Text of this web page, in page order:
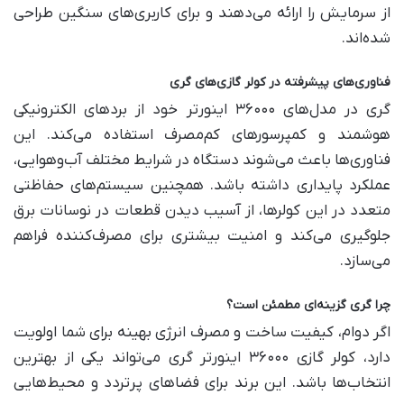
از سرمایش را ارائه می‌دهند و برای کاربری‌های سنگین طراحی
شده‌اند.
فناوری‌های پیشرفته در کولر گازی‌های گری
گری در مدل‌های ۳۶۰۰۰ اینورتر خود از بردهای الکترونیکی
هوشمند و کمپرسورهای کم‌مصرف استفاده می‌کند. این
فناوری‌ها باعث می‌شوند دستگاه در شرایط مختلف آب‌وهوایی،
عملکرد پایداری داشته باشد. همچنین سیستم‌های حفاظتی
متعدد در این کولرها، از آسیب دیدن قطعات در نوسانات برق
جلوگیری می‌کند و امنیت بیشتری برای مصرف‌کننده فراهم
می‌سازد.
چرا گری گزینه‌ای مطمئن است؟
اگر دوام، کیفیت ساخت و مصرف انرژی بهینه برای شما اولویت
دارد، کولر گازی ۳۶۰۰۰ اینورتر گری می‌تواند یکی از بهترین
انتخاب‌ها باشد. این برند برای فضاهای پرتردد و محیط‌هایی